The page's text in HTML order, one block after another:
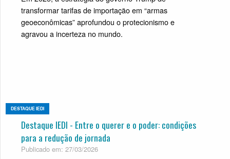
transformar tarifas de importação em “armas
geoeconômicas” aprofundou o protecionismo e
agravou a incerteza no mundo.
DESTAQUE IEDI
Destaque IEDI - Entre o querer e o poder: condições
para a redução de jornada
Publicado em: 27/03/2026